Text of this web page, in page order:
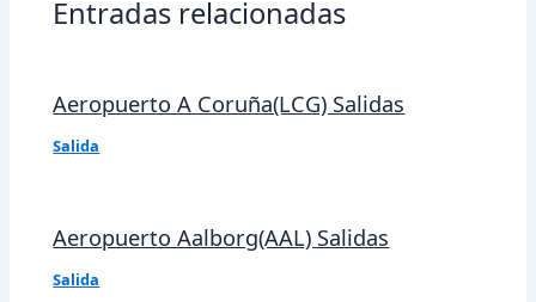
Entradas relacionadas
Aeropuerto A Coruña(LCG) Salidas
Salida
Aeropuerto Aalborg(AAL) Salidas
Salida